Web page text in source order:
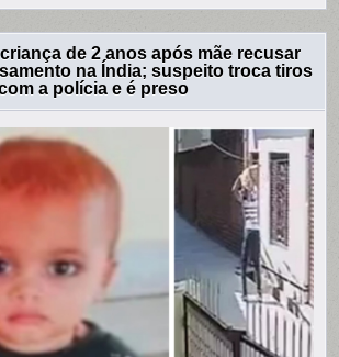
de 2 anos após mãe recusar
na Índia; suspeito troca tiros
a polícia e é preso